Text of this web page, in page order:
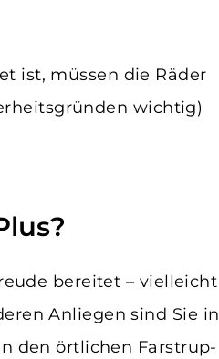
ist, müssen die Räder
wichtig)
bereitet – vielleicht
Anliegen sind Sie in
den örtlichen Farstrup-